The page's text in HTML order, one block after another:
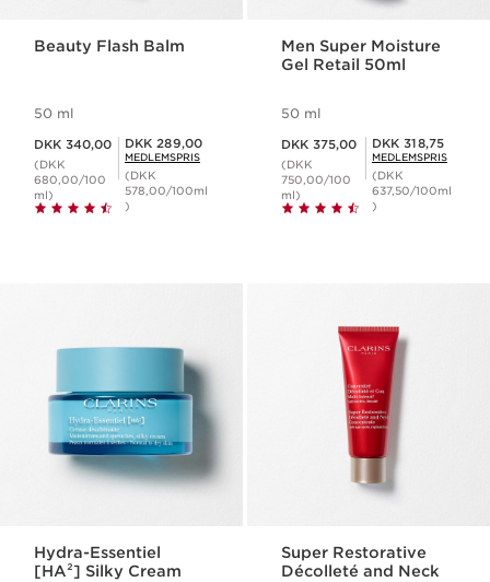
Beauty Flash Balm
50 ml
DKK 340,00
(DKK
680,00/100
ml)
Medlemspris DKK 289,00
DKK 289,00
MEDLEMSPRIS
(DKK
578,00/100ml
)
Men Super Moisture
Gel Retail 50ml
50 ml
DKK 375,00
(DKK
750,00/100
ml)
Medlemspris DKK 318,75
DKK 318,75
MEDLEMSPRIS
(DKK
637,50/100ml
)
Hydra-Essentiel
[HA²] Silky Cream
Super Restorative
Décolleté and Neck